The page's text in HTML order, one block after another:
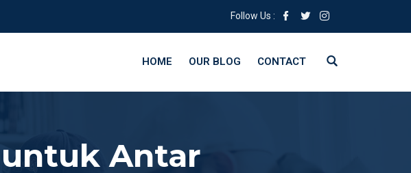
Follow Us :
HOME OUR BLOG CONTACT
untuk Antar